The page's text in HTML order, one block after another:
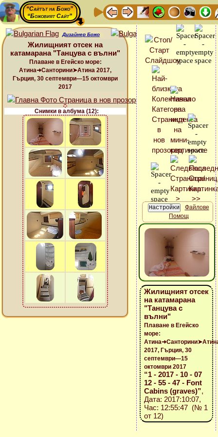
“Сайтът на Божо”
“Божовият Сайт”
Дизайнер Божо
Жилищният отсек на
катамарана "Танцува с вълни"
Плаване в Егейско море:
Атина➜Санторини➤Атина 2017,
Гърция, 30 септември—15 октомври
2017
Снимки в албума (12):
Файлове
Помощ
Жилищният отсек
на катамарана
"Танцува с
вълни"
Плаване в Егейско
море:
2017, Гърция, 30
септември—15
октомври 2017
“1 - 2017 - 10 - 07
12 - 55 - 47 - Font
Cabins (graves)”,
Дата: 2017:10:07,
Час: 12:55:47 (№ 1
от 12)